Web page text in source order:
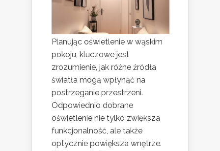
Planując oświetlenie w wąskim
pokoju, kluczowe jest
zrozumienie, jak różne źródła
światła mogą wpłynąć na
postrzeganie przestrzeni.
Odpowiednio dobrane
oświetlenie nie tylko zwiększa
funkcjonalność, ale także
optycznie powiększa wnętrze.